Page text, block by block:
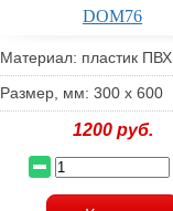
DOM76
Материал: пластик ПВХ
Размер, мм: 300 х 600
1200руб.